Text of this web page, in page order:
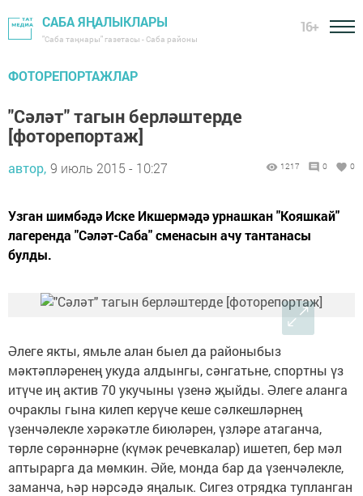
САБА ЯҢАЛЫКЛАРЫ
"Саба таңнары" газетасы - Саба районы
16+
ФОТОРЕПОРТАЖЛАР
"Сәләт" тагын берләштерде
[фоторепортаж]
автор, 9 июль 2015 - 10:27 1217 0 0
Узган шимбәдә Иске Икшермәдә урнашкан "Кояшкай"
лагеренда "Сәләт-Саба" сменасын ачу тантанасы
булды.
Әлеге якты, ямьле алан быел да районыбыз
мәктәпләренең укуда алдынгы, сәнгатьне, спортны үз
итүче иң актив 70 укучыны үзенә җыйды. Әлеге аланга
очраклы гына килеп керүче кеше сәлкешләрнең
үзенчәлекле хәрәкәтле биюләрен, үзләре атаганча,
төрле сөрәннәрне (күмәк речевкалар) ишетеп, бер мәл
аптырарга да мөмкин. Әйе, монда бар да үзенчәлекле,
заманча, һәр нәрсәдә яңалык. Сигез отрядка туп­ланган